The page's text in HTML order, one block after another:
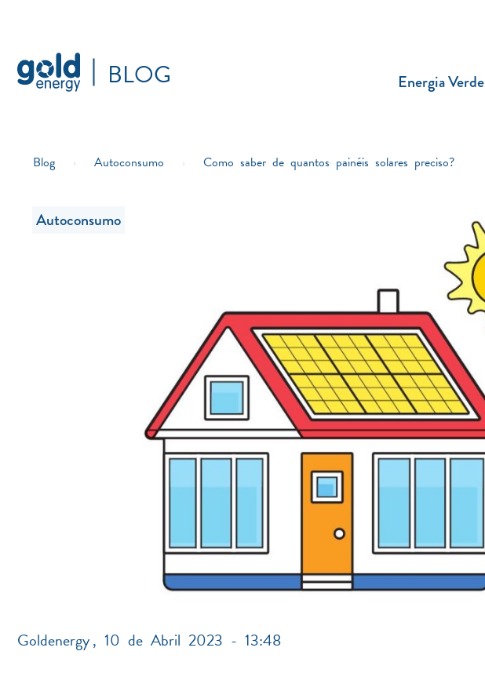
BLOG Energia Verde
Blog › Autoconsumo › Como saber de quantos painéis solares preciso?
Autoconsumo
Goldenergy 10 de Abril 2023 - 13:48